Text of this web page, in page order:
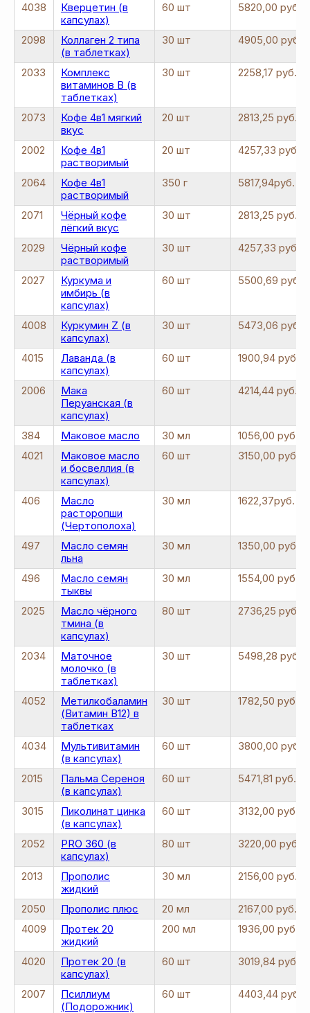
4038
Кверцетин (в
капсулах)
60 шт 5820,00 руб.
2098
Коллаген 2 типа
(в таблетках)
30 шт 4905,00 руб.
2033
Комплекс
витаминов B (в
таблетках)
30 шт 2258,17 руб.
2073
Кофе 4в1 мягкий
вкус
20 шт 2813,25 руб.
2002
Кофе 4в1
растворимый
20 шт 4257,33 руб.
2064
Кофе 4в1
растворимый
350 г 5817,94руб.
2071
Чёрный кофе
лёгкий вкус
30 шт 2813,25 руб.
2029
Чёрный кофе
растворимый
30 шт 4257,33 руб.
2027
Куркума и
имбирь (в
капсулах)
60 шт 5500,69 руб.
4008
Куркумин Z (в
капсулах)
30 шт 5473,06 руб.
4015
Лаванда (в
капсулах)
60 шт 1900,94 руб.
2006
Мака
Перуанская (в
капсулах)
60 шт 4214,44 руб.
384 Маковое масло 30 мл
1056,00 руб.
4021
Маковое масло
и босвеллия (в
капсулах)
60 шт 3150,00 руб
406
Масло
расторопши
(Чертополоха)
30 мл 1622,37руб.
497
Масло семян
льна
30 мл 1350,00 руб
496
Масло семян
тыквы
30 мл 1554,00 руб.
2025
Масло чёрного
тмина (в
капсулах)
80 шт 2736,25 руб.
2034
Маточное
молочко (в
таблетках)
30 шт 5498,28 руб.
4052
Метилкобаламин
(Витамин В12) в
таблетках
30 шт 1782,50 руб.
4034
Мультивитамин
(в капсулах)
60 шт 3800,00 руб.
2015
Пальма Сереноя
(в капсулах)
60 шт 5471,81 руб.
3015
Пиколинат цинка
(в капсулах)
60 шт 3132,00 руб.
2052
PRO 360 (в
капсулах)
80 шт 3220,00 руб.
2013
Прополис
жидкий
30 мл 2156,00 руб.
2050 Прополис плюс 20 мл
2167,00 руб.
4009
Протек 20
жидкий
200 мл 1936,00 руб.
4020
Протек 20 (в
капсулах)
60 шт 3019,84 руб.
2007
Псиллиум
(Подорожник)
60 шт 4403,44 руб.